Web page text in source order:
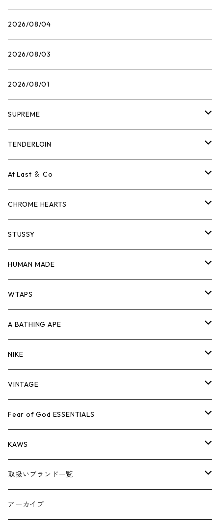
2026/08/04
2026/08/03
2026/08/01
SUPREME
Tシャツ
ロンTEE
スウェット/ニット
シャツ
ジャケット
パンツ
キャップ・ハット
バッグ
シューズ
小物
コラボレーション
×THE NORTH FACE
×COMME des GARCONS
シーズンアイテム
26SS
BOX LOGOアイテム
TENDERLOIN
Tシャツ
ロンTEE
スウェット/ニット
シャツ
ジャケット
パンツ
キャップ・ハット
バッグ
シューズ
小物
At Last ＆ Co
Tシャツ
ロンTEE
スウェット/ニット
シャツ
ジャケット
パンツ
キャップ・ハット
バッグ
シューズ
小物
CHROME HEARTS
Tシャツ
ロンTEE
スウェット/ニット
シャツ
ジャケット
パンツ
キャップ・ハット
バッグ
シューズ
小物
STUSSY
Tシャツ
ロンTEE
スウェット/ニット
シャツ
ジャケット
パンツ
キャップ・ハット
バッグ
シューズ
HUMAN MADE
Tシャツ
ロンT
スウェット/ニット
シャツ
ジャケット
パンツ
キャップ
バッグ
WTAPS
Tシャツ
ロンTEE
スウェット/ニット
シャツ
ジャケット
パンツ
キャップ・ハット
A BATHING APE
Tシャツ
ロンTEE
スウェット/ニット
シャツ
ジャケット
パンツ
NIKE
シューズ
AIR JORDAN 1
AIR JORDAN 3
アパレル・小物
VINTAGE
Tシャツ
ロンTEE
スウェット/ニット
ジャケット
Fear of God ESSENTIALS
Tシャツ
ロンTEE
スウェット/ニット
KAWS
アパレル
小物
取扱いブランド一覧
A
アーカイブ